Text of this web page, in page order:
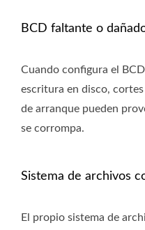
BCD faltante o
Cuando configura el
escritura en disco,
de arranque pueden
se corrompa.
Sistema de archivos
El propio sistema de